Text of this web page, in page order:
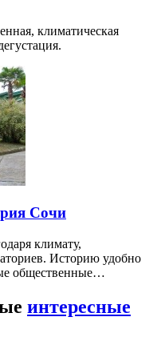
климатическая
Сочи
климату,
Историю удобно
общественные…
интересные